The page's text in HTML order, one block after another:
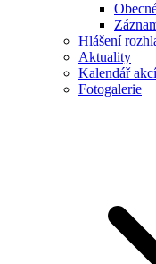
Hlášení
Aktuality
Kalendář akcí
Fotogalerie